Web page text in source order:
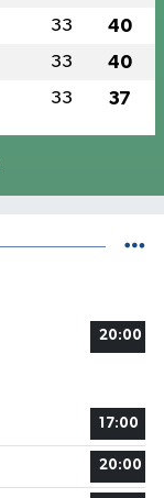
33 40
33 40
33 37
20:00
17:00
20:00